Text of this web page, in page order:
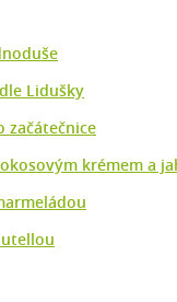
Lidušky
začátečnice
krémem a